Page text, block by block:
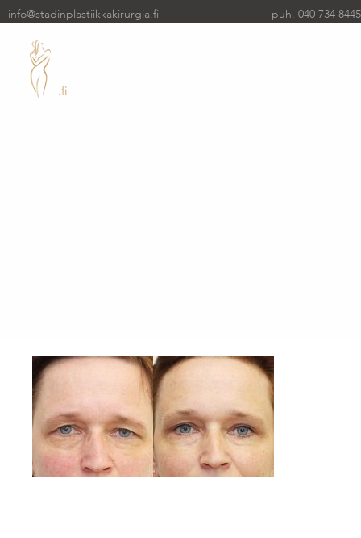
info@stadinplastiikkakirurgia.fi puh. 040 734 8445